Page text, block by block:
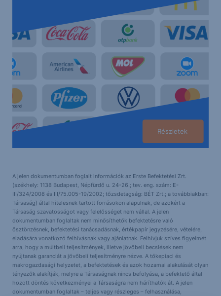
Részletek
A jelen dokumentumban foglalt információk az Erste Befektetési Zrt.
(székhely: 1138 Budapest, Népfürdő u. 24-26.; tev. eng. szám: E-
III/324/2008 és III/75.005-19/2002; tőzsdetagság: BÉT Zrt.; a továbbiakban:
Társaság) által hitelesnek tartott forrásokon alapulnak, de azokért a
Társaság szavatosságot vagy felelősséget nem vállal. A jelen
dokumentumban foglaltak nem minősíthetők befektetésre való
ösztönzésnek, befektetési tanácsadásnak, értékpapír jegyzésére, vételére,
eladására vonatkozó felhívásnak vagy ajánlatnak. Felhívjuk szíves figyelmét
arra, hogy a múltbeli teljesítmények, illetve jövőbeli becslések nem
nyújtanak garanciát a jövőbeli teljesítményre nézve. A tőkepiaci és
makrogazdasági helyzetet, a befektetések és azok hozamai alakulását olyan
tényezők alakítják, melyre a Társaságnak nincs befolyása, a befektető által
hozott döntés következményei a Társaságra nem háríthatók át. A jelen
dokumentumban foglaltak – teljes vagy részleges – felhasználása,